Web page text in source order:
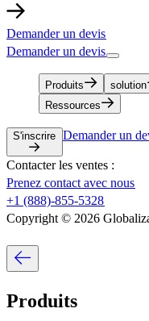
Demander un devis​​
Demander un devis​​
Produits​​ solution​​
Ressources​​
S'inscrire​​ Demander un
Contacter les ventes :​​
Prenez contact avec nous​​
+1 (888)-855-5328​​
Copyright © 2026
Produits​​